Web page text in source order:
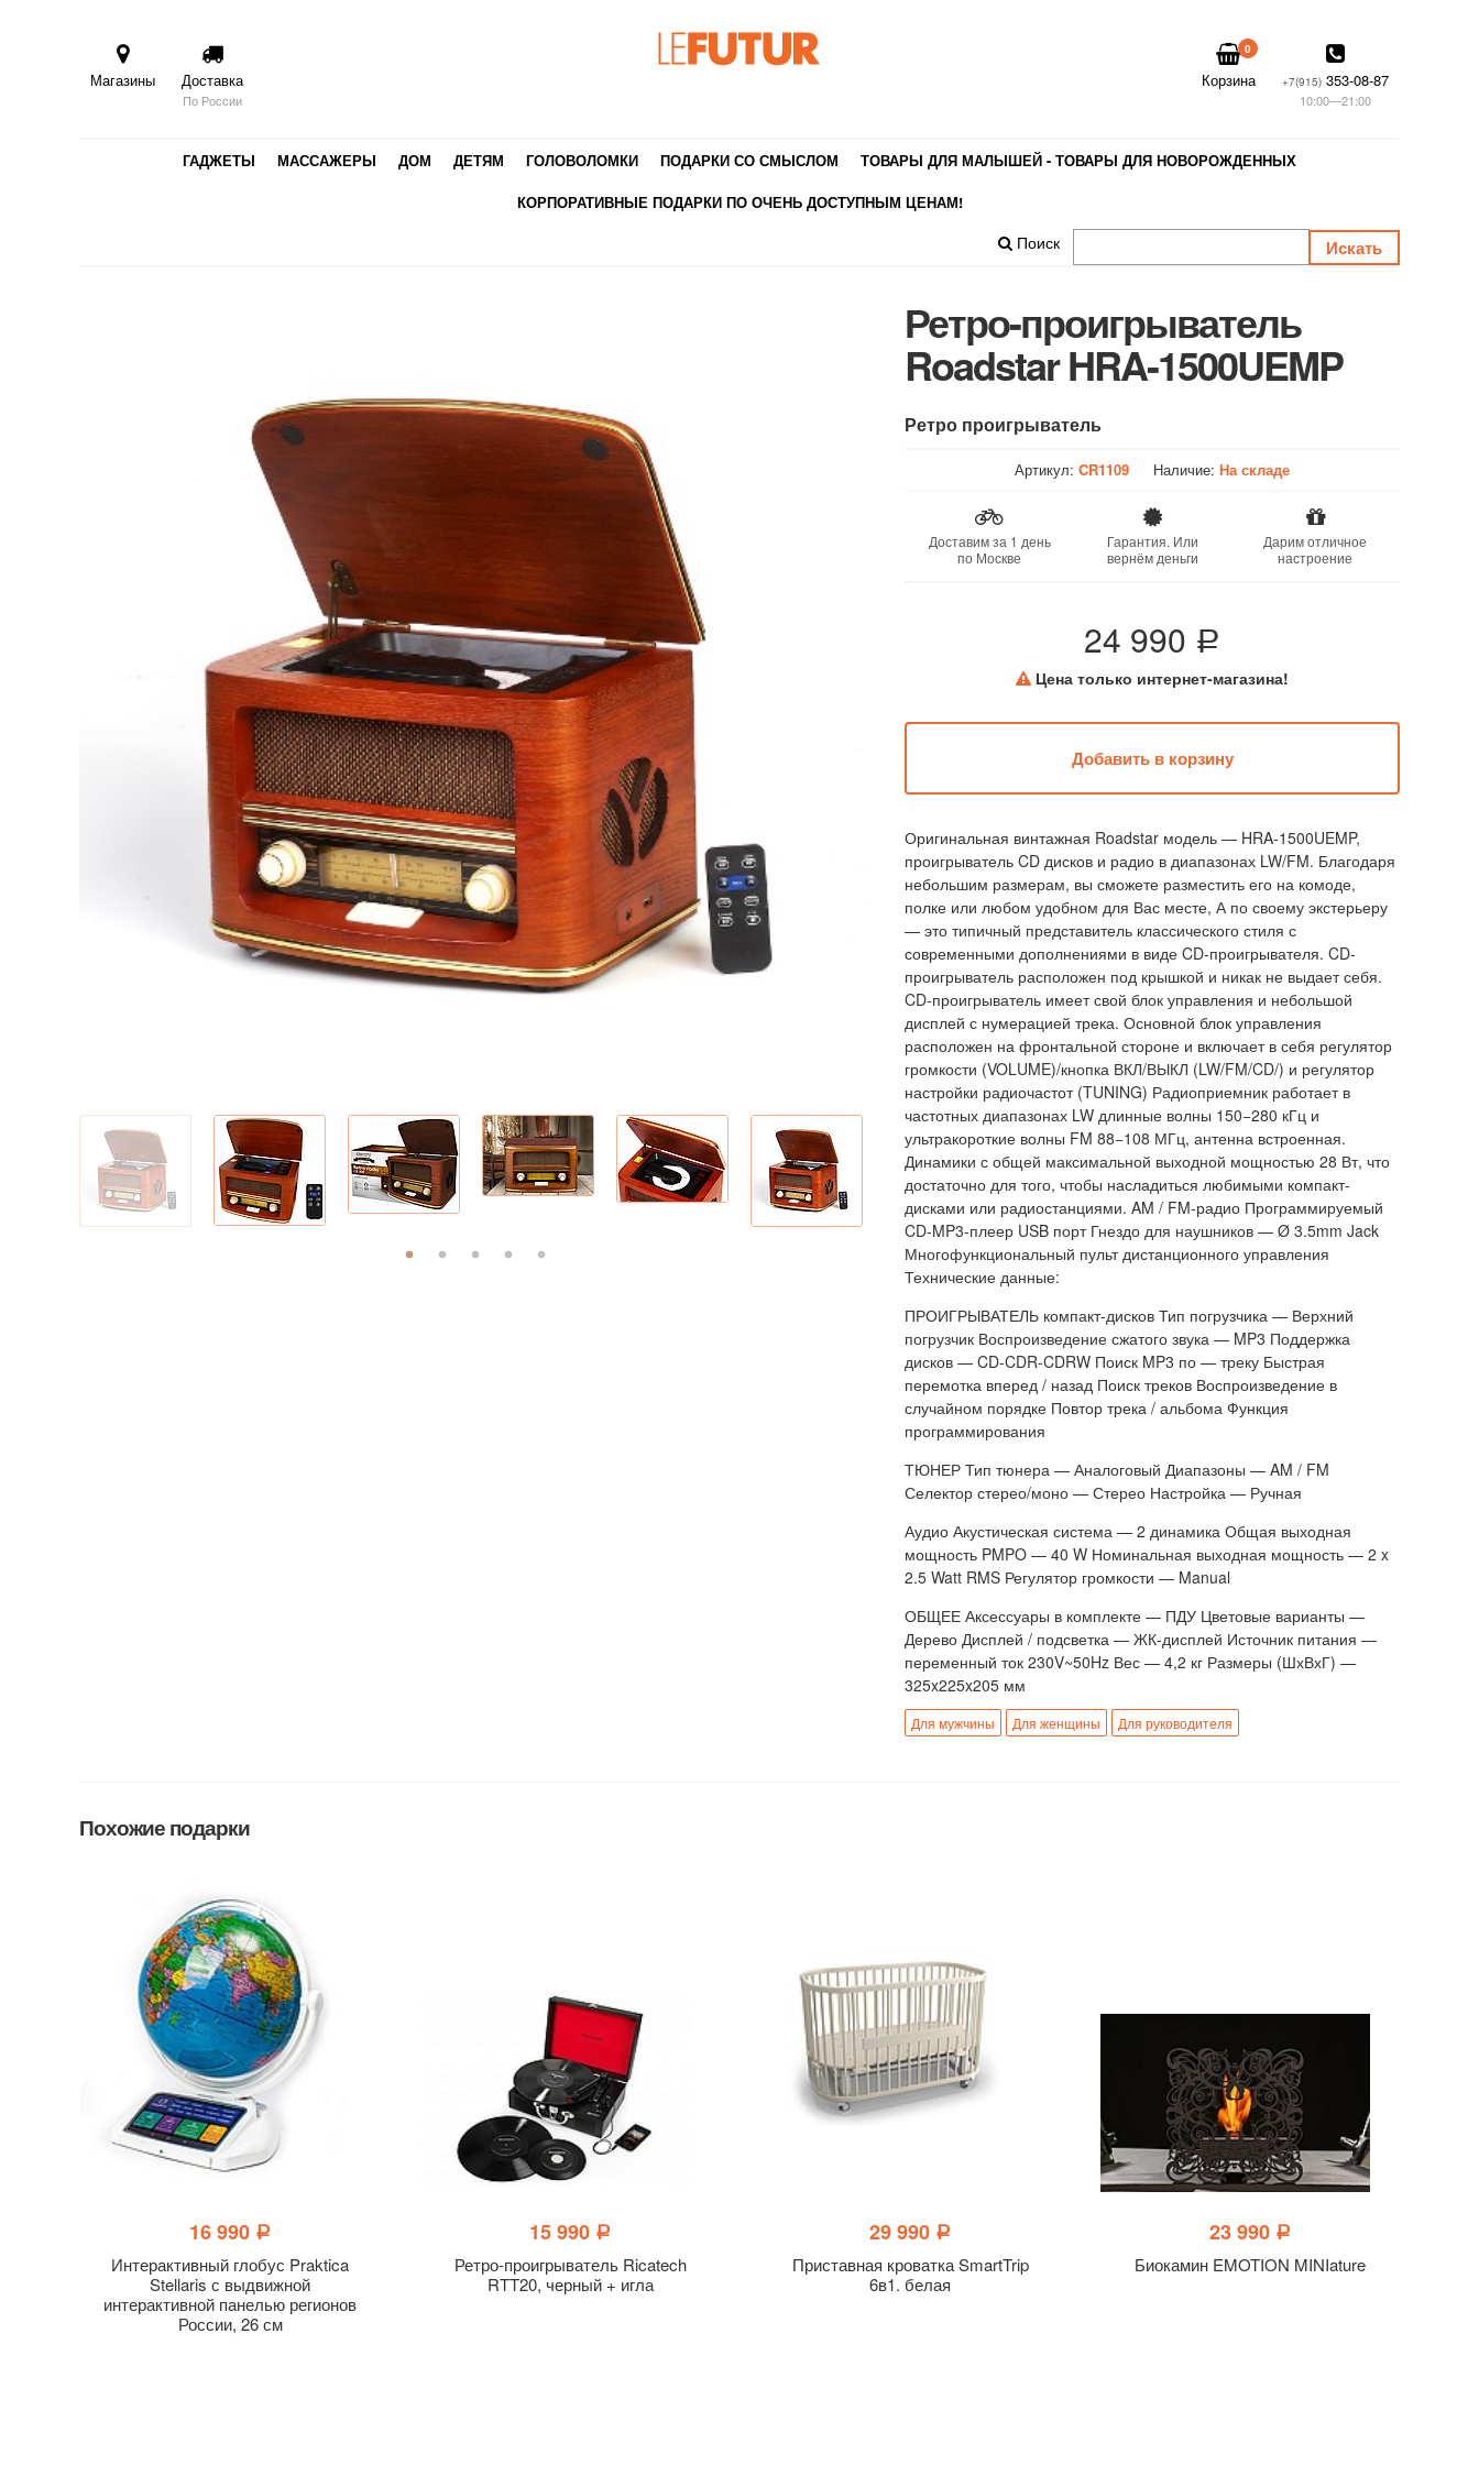
Магазины Доставка
По России
0
Корзина +7(915) 353-08-87
10:00—21:00
ГАДЖЕТЫ МАССАЖЕРЫ ДОМ ДЕТЯМ ГОЛОВОЛОМКИ ПОДАРКИ СО СМЫСЛОМ
ТОВАРЫ ДЛЯ МАЛЫШЕЙ - ТОВАРЫ ДЛЯ НОВОРОЖДЕННЫХ
КОРПОРАТИВНЫЕ ПОДАРКИ ПО ОЧЕНЬ ДОСТУПНЫМ ЦЕНАМ!
Поиск
Ретро-проигрыватель
Roadstar HRA-1500UEMP
Ретро проигрыватель
Артикул: CR1109 Наличие: На складе
Доставим за 1 день
по Москве
Гарантия. Или
вернём деньги
Дарим отличное
настроение
24 990 a
Цена только интернет-магазина!
Оригинальная винтажная Roadstar модель — HRA-1500UEMP,
проигрыватель CD дисков и радио в диапазонах LW/FM. Благодаря
небольшим размерам, вы сможете разместить его на комоде,
полке или любом удобном для Вас месте, А по своему экстерьеру
— это типичный представитель классического стиля с
современными дополнениями в виде CD-проигрывателя. CD-
проигрыватель расположен под крышкой и никак не выдает себя.
CD-проигрыватель имеет свой блок управления и небольшой
дисплей с нумерацией трека. Основной блок управления
расположен на фронтальной стороне и включает в себя регулятор
громкости (VOLUME)/кнопка ВКЛ/ВЫКЛ (LW/FM/CD/) и регулятор
настройки радиочастот (TUNING) Радиоприемник работает в
частотных диапазонах LW длинные волны 150−280 кГц и
ультракороткие волны FM 88−108 МГц, антенна встроенная.
Динамики с общей максимальной выходной мощностью 28 Вт, что
достаточно для того, чтобы насладиться любимыми компакт-
дисками или радиостанциями. AM / FM-радио Программируемый
CD-MP3-плеер USB порт Гнездо для наушников — Ø 3.5mm Jack
Многофункциональный пульт дистанционного управления
Технические данные:
ПРОИГРЫВАТЕЛЬ компакт-дисков Тип погрузчика — Верхний
погрузчик Воспроизведение сжатого звука — MP3 Поддержка
дисков — CD-CDR-CDRW Поиск MP3 по — треку Быстрая
перемотка вперед / назад Поиск треков Воспроизведение в
случайном порядке Повтор трека / альбома Функция
программирования
ТЮНЕР Тип тюнера — Аналоговый Диапазоны — AM / FM
Селектор стерео/моно — Стерео Настройка — Ручная
Аудио Акустическая система — 2 динамика Общая выходная
мощность PMPO — 40 W Номинальная выходная мощность — 2 x
2.5 Watt RMS Регулятор громкости — Manual
ОБЩЕЕ Аксессуары в комплекте — ПДУ Цветовые варианты —
Дерево Дисплей / подсветка — ЖК-дисплей Источник питания —
переменный ток 230V~50Hz Вес — 4,2 кг Размеры (ШхВхГ) —
325x225x205 мм
Для мужчины Для женщины Для руководителя
Похожие подарки
16 990 a
Интерактивный глобус Praktica
Stellaris с выдвижной
интерактивной панелью регионов
России, 26 см
15 990 a
Ретро-проигрыватель Ricatech
RTT20, черный + игла
29 990 a
Приставная кроватка SmartTrip
6в1. белая
23 990 a
Биокамин EMOTION MINIature